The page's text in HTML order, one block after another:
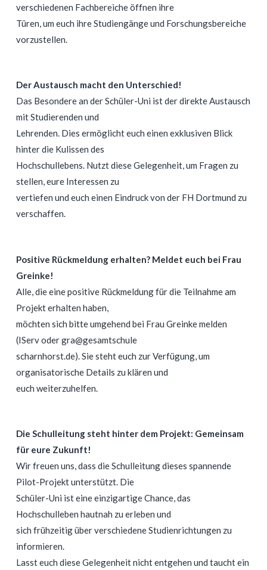
verschiedenen Fachbereiche öffnen ihre
Türen, um euch ihre Studiengänge und Forschungsbereiche
vorzustellen.
Der Austausch macht den Unterschied!
Das Besondere an der Schüler-Uni ist der direkte Austausch
mit Studierenden und
Lehrenden. Dies ermöglicht euch einen exklusiven Blick
hinter die Kulissen des
Hochschullebens. Nutzt diese Gelegenheit, um Fragen zu
stellen, eure Interessen zu
vertiefen und euch einen Eindruck von der FH Dortmund zu
verschaffen.
Positive Rückmeldung erhalten? Meldet euch bei Frau
Greinke!
Alle, die eine positive Rückmeldung für die Teilnahme am
Projekt erhalten haben,
möchten sich bitte umgehend bei Frau Greinke melden
(IServ oder gra@gesamtschule
scharnhorst.de). Sie steht euch zur Verfügung, um
organisatorische Details zu klären und
euch weiterzuhelfen.
Die Schulleitung steht hinter dem Projekt: Gemeinsam
für eure Zukunft!
Wir freuen uns, dass die Schulleitung dieses spannende
Pilot-Projekt unterstützt. Die
Schüler-Uni ist eine einzigartige Chance, das
Hochschulleben hautnah zu erleben und
sich frühzeitig über verschiedene Studienrichtungen zu
informieren.
Lasst euch diese Gelegenheit nicht entgehen und taucht ein